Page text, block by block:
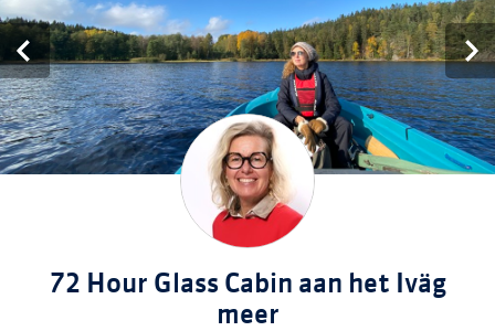
72 Hour Glass Cabin aan het Iväg
meer